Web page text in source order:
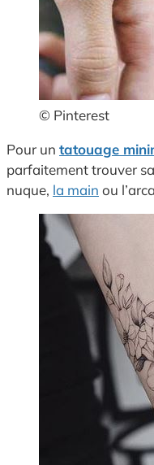
© Pinterest
Pour un tatouage
parfaitement trouver
nuque, la main ou